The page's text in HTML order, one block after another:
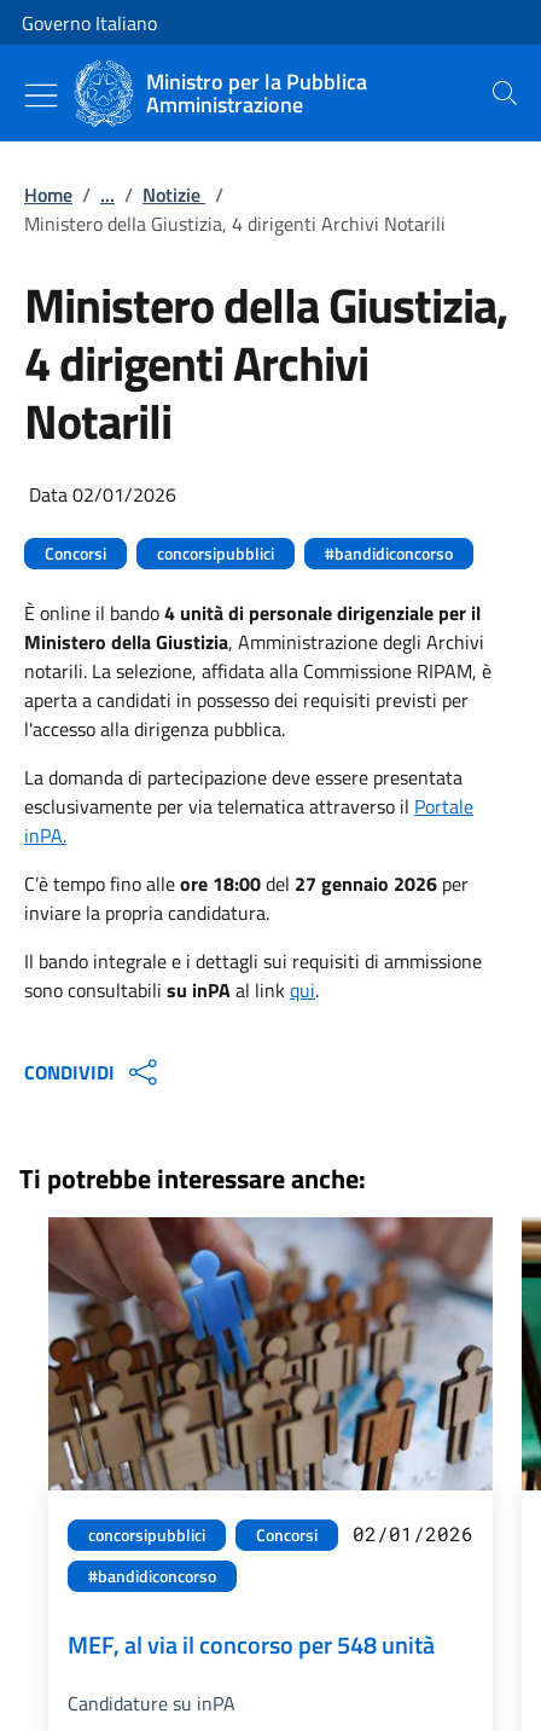
Vai al contenuto
Vai alla navigazione del sito
Governo Italiano
Ministro per la Pubblica
Amministrazione Cerca
Home / ... / Notizie /
Ministero della Giustizia, 4 dirigenti Archivi Notarili
Ministero della Giustizia,
4 dirigenti Archivi
Notarili
Data 02/01/2026
Concorsi concorsipubblici #bandidiconcorso
È online il bando4 unità di personale dirigenziale per il
Ministero della Giustizia, Amministrazione degli Archivi
notarili. La selezione, affidata alla Commissione RIPAM, è
aperta a candidati in possesso dei requisiti previsti per
l'accesso alla dirigenza pubblica.
La domanda di partecipazione deve essere presentata
esclusivamente per via telematica attraverso il Portale
inPA.
C’è tempo fino alleore 18:00del 27 gennaio 2026 per
inviare la propria candidatura.
Il bando integrale e i dettagli sui requisiti di ammissione
sono consultabili su inPAal linkqui.
CONDIVIDI
Ti potrebbe interessare anche:
concorsipubblici
Concorsi
#bandidiconcorso
02/01/2026
MEF, al via il concorso per 548 unità
Candidature su inPA